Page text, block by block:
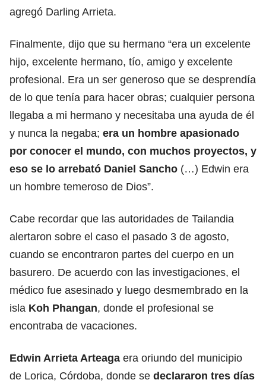
agregó Darling Arrieta.
Finalmente, dijo que su hermano “era un excelente
hijo, excelente hermano, tío, amigo y excelente
profesional. Era un ser generoso que se desprendía
de lo que tenía para hacer obras; cualquier persona
llegaba a mi hermano y necesitaba una ayuda de él
y nunca la negaba; era un hombre apasionado
por conocer el mundo, con muchos proyectos, y
eso se lo arrebató Daniel Sancho (…) Edwin era
un hombre temeroso de Dios”.
Cabe recordar que las autoridades de Tailandia
alertaron sobre el caso el pasado 3 de agosto,
cuando se encontraron partes del cuerpo en un
basurero. De acuerdo con las investigaciones, el
médico fue asesinado y luego desmembrado en la
isla Koh Phangan, donde el profesional se
encontraba de vacaciones.
Edwin Arrieta Arteaga era oriundo del municipio
de Lorica, Córdoba, donde se declararon tres días